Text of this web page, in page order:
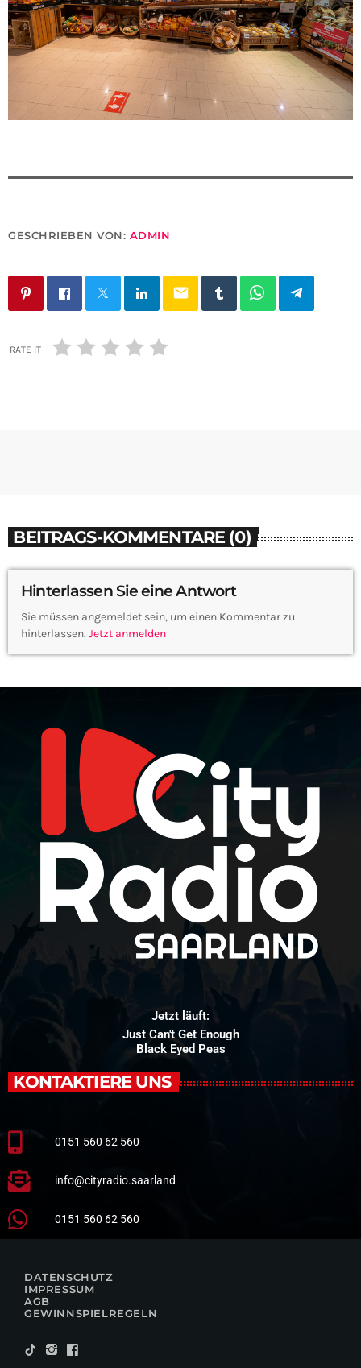
GESCHRIEBEN VON: ADMIN
email
RATE IT
BEITRAGS-KOMMENTARE (0)
Hinterlassen Sie eine Antwort
Sie müssen angemeldet sein, um einen Kommentar zu
hinterlassen. Jetzt anmelden
Jetzt läuft:
Just Can't Get Enough
Black Eyed Peas
KONTAKTIERE UNS
0151 560 62 560
info@cityradio.saarland
0151 560 62 560
DATENSCHUTZ
IMPRESSUM
AGB
GEWINNSPIELREGELN